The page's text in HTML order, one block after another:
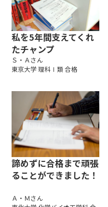
私を5年間支えてくれ
たチャンプ
Ｓ・Ａさん
東京大学 理科Ⅰ類 合格
諦めずに合格まで頑張
ることができました！
Ａ・Ｍさん